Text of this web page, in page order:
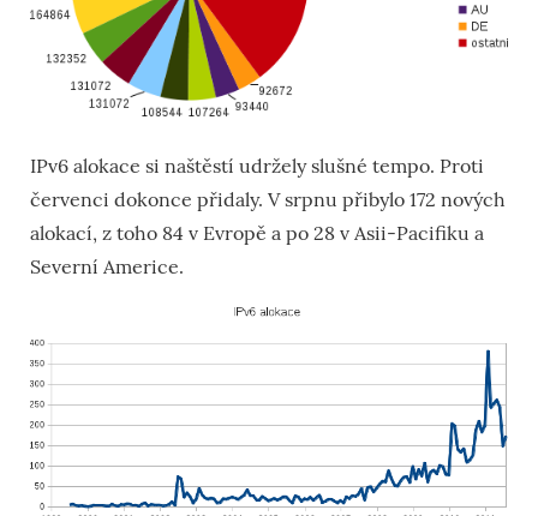
IPv6 alokace si naštěstí udržely slušné tempo. Proti
červenci dokonce přidaly. V srpnu přibylo 172 nových
alokací, z toho 84 v Evropě a po 28 v Asii-Pacifiku a
Severní Americe.